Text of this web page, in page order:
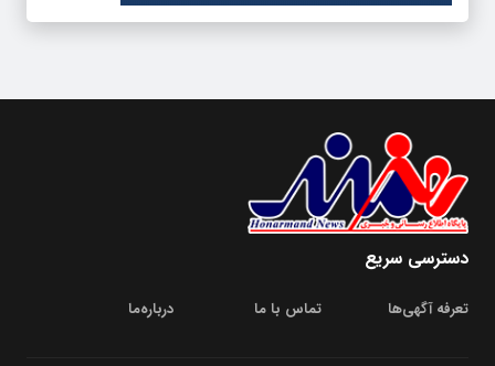
دسترسی سریع
تعرفه آگهی‌ها تماس با ما درباره‌‌ما